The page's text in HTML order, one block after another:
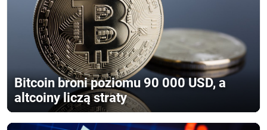
Bitcoin broni poziomu 90 000 USD, a
altcoiny liczą straty